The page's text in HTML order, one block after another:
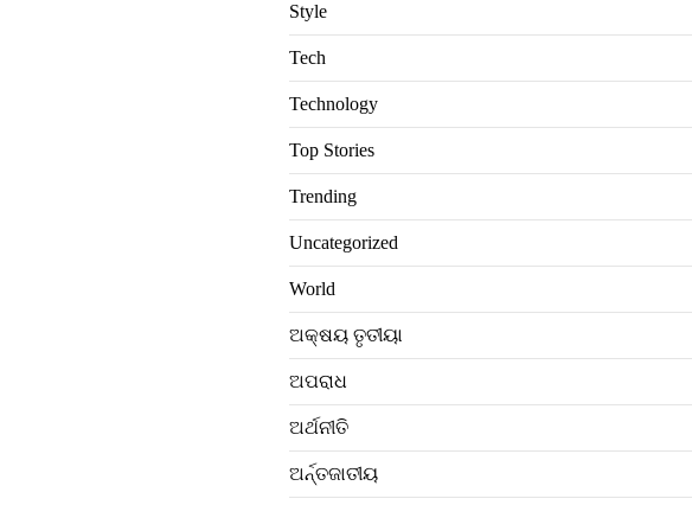
Style
Tech
Technology
Top Stories
Trending
Uncategorized
World
ଅକ୍ଷୟ ତୃତୀୟା
ଅପରାଧ
ଅର୍ଥନୀତି
ଅର୍ନ୍ତଜାତୀୟ